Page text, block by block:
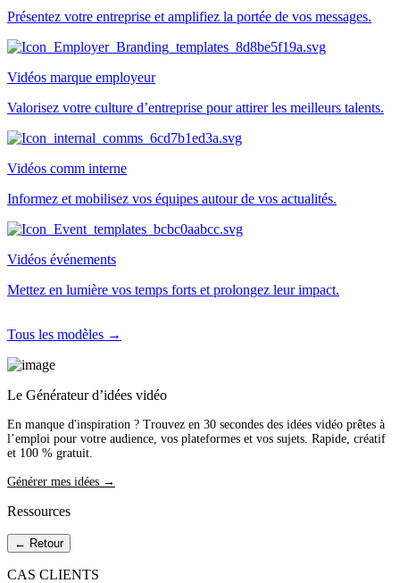
Présentez votre entreprise et amplifiez la portée de vos messages.
Vidéos marque employeur
Valorisez votre culture d’entreprise pour attirer les meilleurs talents.
Vidéos comm interne
Informez et mobilisez vos équipes autour de vos actualités.
Vidéos événements
Mettez en lumière vos temps forts et prolongez leur impact.
Tous les modèles →
Le Générateur d’idées vidéo
En manque d'inspiration ? Trouvez en 30 secondes des idées vidéo prêtes à
l’emploi pour votre audience, vos plateformes et vos sujets. Rapide, créatif
et 100 % gratuit.
Générer mes idées →
Ressources
← Retour
CAS CLIENTS